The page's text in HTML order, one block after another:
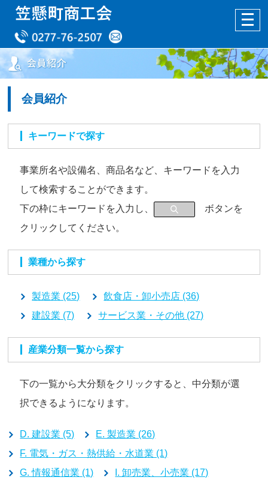
会員紹介
キーワードで探す
事業所名や設備名、商品名など、キーワードを入力
して検索することができます。
下の枠にキーワードを入力し、
ボタンを
クリックしてください。
業種から探す
製造業 (25)
飲食店・卸小売店 (36)
建設業 (7)
サービス業・その他 (27)
産業分類一覧から探す
下の一覧から大分類をクリックすると、中分類が選
択できるようになります。
D. 建設業 (5)
E. 製造業 (26)
F. 電気・ガス・熱供給・水道業 (1)
G. 情報通信業 (1)
I. 卸売業、小売業 (17)